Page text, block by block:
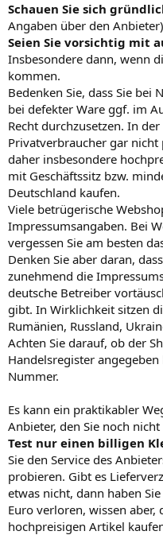
Schauen Sie sich
Angaben über den
Seien Sie vorsichtig mit
Insbesondere dann, wenn
kommen.
Bedenken Sie, dass Sie bei
bei defekter Ware ggf. im
Recht durchzusetzen. In
Privatverbraucher gar
daher insbesondere
mit Geschäftssitz bzw.
Deutschland kaufen.
Viele betrügerische
Impressumsangaben. Bei
vergessen Sie am besten
Denken Sie aber daran,
zunehmend die
deutsche Betreiber
gibt. In Wirklichkeit sitzen
Rumänien, Russland,
Achten Sie darauf, ob der
Handelsregister
Nummer.
Es kann ein praktikabler
Anbieter, den Sie noch
Test nur einen billigen
Sie den Service des
probieren. Gibt es
etwas nicht, dann haben
Euro verloren, wissen aber,
hochpreisigen Artikel